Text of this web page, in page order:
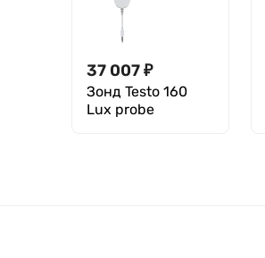
37 007₽
Зонд Testo 160
Lux probe